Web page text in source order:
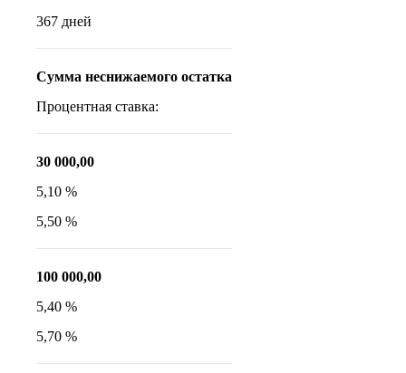
367 дней
Сумма неснижаемого остатка
Процентная ставка:
30 000,00
5,10 %
5,50 %
100 000,00
5,40 %
5,70 %